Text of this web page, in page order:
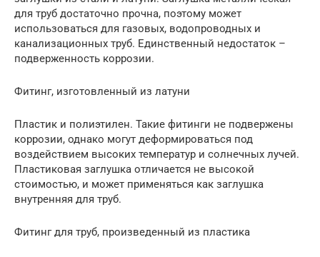
для труб достаточно прочна, поэтому может
использоваться для газовых, водопроводных и
канализационных труб. Единственный недостаток –
подверженность коррозии.
Фитинг, изготовленный из латуни
Пластик и полиэтилен. Такие фитинги не подвержены
коррозии, однако могут деформироваться под
воздействием высоких температур и солнечных лучей.
Пластиковая заглушка отличается не высокой
стоимостью, и может применяться как заглушка
внутренняя для труб.
Фитинг для труб, произведенный из пластика